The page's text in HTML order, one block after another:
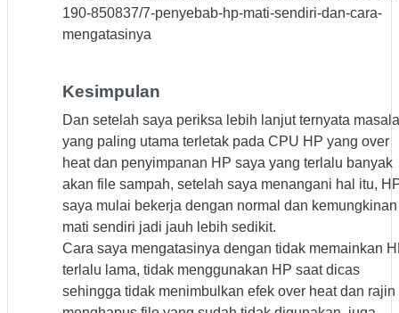
190-850837/7-penyebab-hp-mati-sendiri-dan-cara-
mengatasinya
Kesimpulan
Dan setelah saya periksa lebih lanjut ternyata
yang paling utama terletak pada CPU HP yang over
heat dan penyimpanan HP saya yang terlalu banyak
akan file sampah, setelah saya menangani hal itu,
saya mulai bekerja dengan normal dan kemungkinan
mati sendiri jadi jauh lebih sedikit.
Cara saya mengatasinya dengan tidak memainkan
terlalu lama, tidak menggunakan HP saat dicas
sehingga tidak menimbulkan efek over heat dan rajin